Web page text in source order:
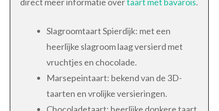
Slagroomtaart Spierdijk: met een
heerlijke slagroom laag versierd met
vruchtjes en chocolade.
Marsepeintaart: bekend van de 3D-
taarten en vrolijke versieringen.